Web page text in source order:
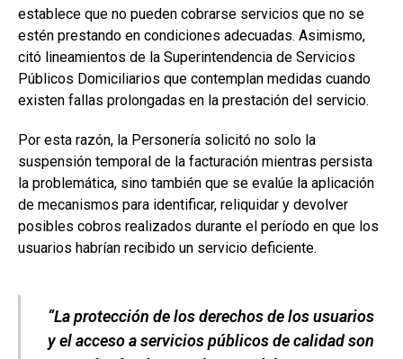
establece que no pueden cobrarse servicios que no se
estén prestando en condiciones adecuadas. Asimismo,
citó lineamientos de la Superintendencia de Servicios
Públicos Domiciliarios que contemplan medidas cuando
existen fallas prolongadas en la prestación del servicio.
Por esta razón, la Personería solicitó no solo la
suspensión temporal de la facturación mientras persista
la problemática, sino también que se evalúe la aplicación
de mecanismos para identificar, reliquidar y devolver
posibles cobros realizados durante el período en que los
usuarios habrían recibido un servicio deficiente.
“La protección de los derechos de los usuarios
y el acceso a servicios públicos de calidad son